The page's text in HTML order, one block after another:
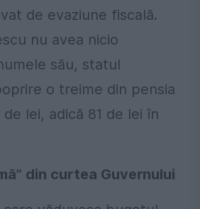
de evaziune fiscală.
nu avea nicio
său, statul
o treime din pensia
lei, adică 81 de lei în
din curtea Guvernului